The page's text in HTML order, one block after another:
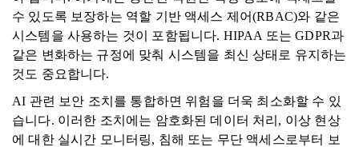
수 있도록 보장하는 역할 기반 액세스 제어(RBAC)와 같은
시스템을 사용하는 것이 포함됩니다. HIPAA 또는 GDPR과
같은 변화하는 규정에 맞춰 시스템을 최신 상태로 유지하는
것도 중요합니다.
AI 관련 보안 조치를 통합하면 위험을 더욱 최소화할 수 있
습니다. 이러한 조치에는 암호화된 데이터 처리, 이상 현상
에 대한 실시간 모니터링, 침해 또는 무단 액세스로부터 보